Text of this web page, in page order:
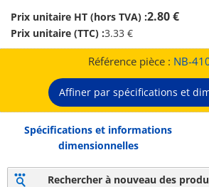
Prix unitaire HT (hors TVA) :2.80 €
Prix unitaire (TTC) :3.33 €
Référence pièce : NB-
Affiner par spécifications et
Spécifications et informations
dimensionnelles
Rechercher à nouveau des